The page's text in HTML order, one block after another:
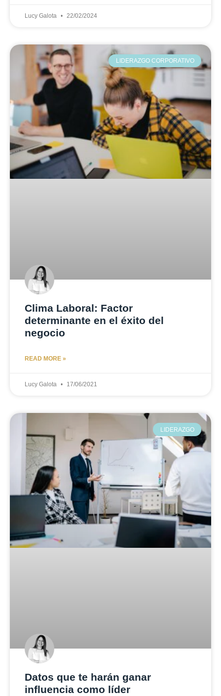
Lucy Galota 22/02/2024
LIDERAZGO CORPORATIVO
Clima Laboral: Factor
determinante en el éxito del
negocio
READ MORE »
Lucy Galota 17/06/2021
LIDERAZGO
Datos que te harán ganar
influencia como líder